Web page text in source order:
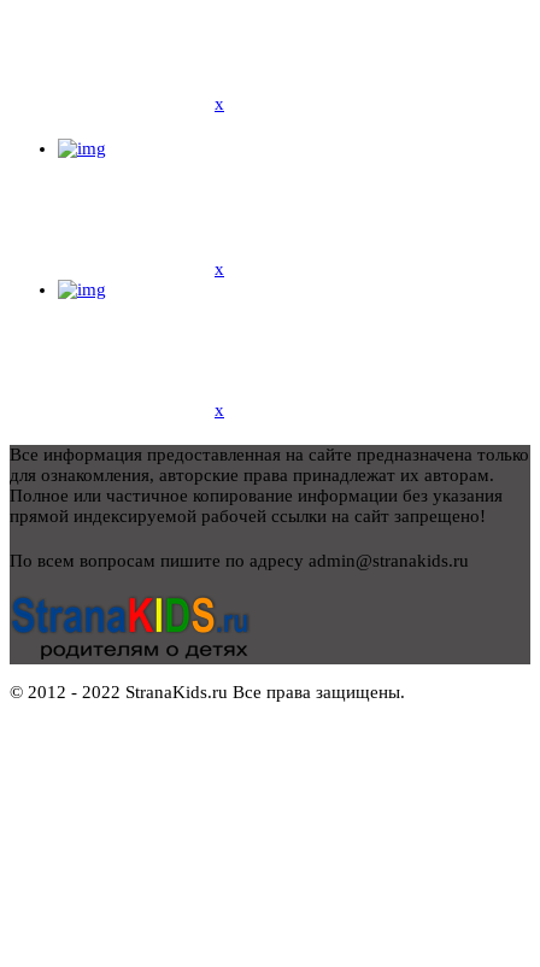
x
x
x
Все информация предоставленная на сайте предназначена только
для ознакомления, авторские права принадлежат их авторам.
Полное или частичное копирование информации без указания
прямой индексируемой рабочей ссылки на сайт запрещено!
По всем вопросам пишите по адресу admin@stranakids.ru
© 2012 - 2022 StranaKids.ru Все права защищены.